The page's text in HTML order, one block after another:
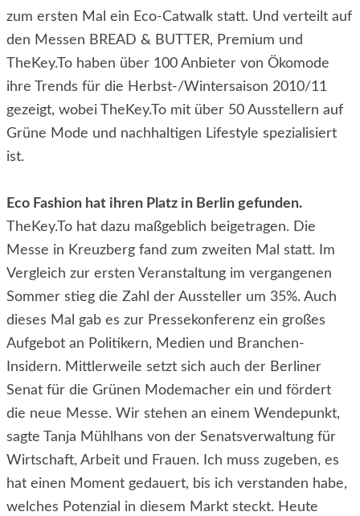
zum ersten Mal ein Eco-Catwalk statt. Und verteilt auf
den Messen BREAD & BUTTER, Premium und
TheKey.To haben über 100 Anbieter von Ökomode
ihre Trends für die Herbst-/Wintersaison 2010/11
gezeigt, wobei TheKey.To mit über 50 Ausstellern auf
Grüne Mode und nachhaltigen Lifestyle spezialisiert
ist.
Eco Fashion hat ihren Platz in Berlin gefunden.
TheKey.To hat dazu maßgeblich beigetragen. Die
Messe in Kreuzberg fand zum zweiten Mal statt. Im
Vergleich zur ersten Veranstaltung im vergangenen
Sommer stieg die Zahl der Aussteller um 35%. Auch
dieses Mal gab es zur Pressekonferenz ein großes
Aufgebot an Politikern, Medien und Branchen-
Insidern. Mittlerweile setzt sich auch der Berliner
Senat für die Grünen Modemacher ein und fördert
die neue Messe. Wir stehen an einem Wendepunkt,
sagte Tanja Mühlhans von der Senatsverwaltung für
Wirtschaft, Arbeit und Frauen. Ich muss zugeben, es
hat einen Moment gedauert, bis ich verstanden habe,
welches Potenzial in diesem Markt steckt. Heute